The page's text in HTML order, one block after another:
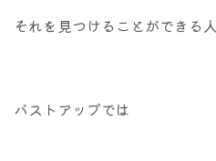
それを見つけることができる人
バストアップでは